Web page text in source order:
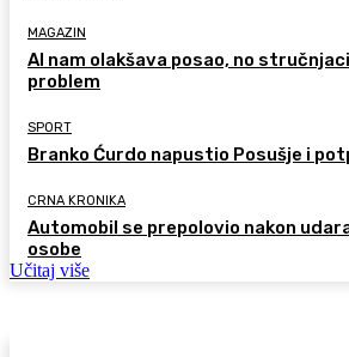
MAGAZIN
AI nam olakšava posao, no
problem
SPORT
Branko Ćurdo napustio Posušje i
CRNA KRONIKA
Automobil se prepolovio nakon
osobe
Učitaj više